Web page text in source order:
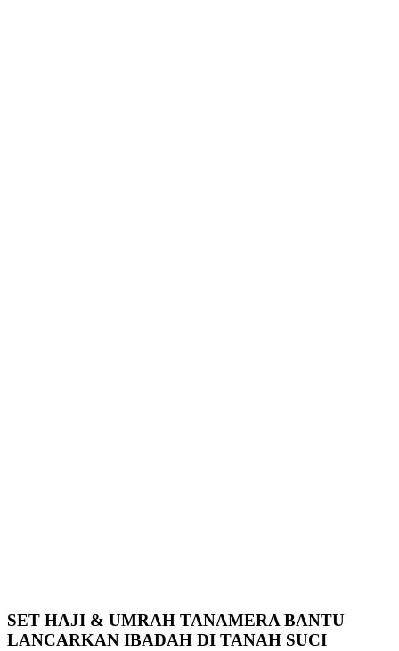
SET HAJI & UMRAH TANAMERA BANTU
LANCARKAN IBADAH DI TANAH SUCI